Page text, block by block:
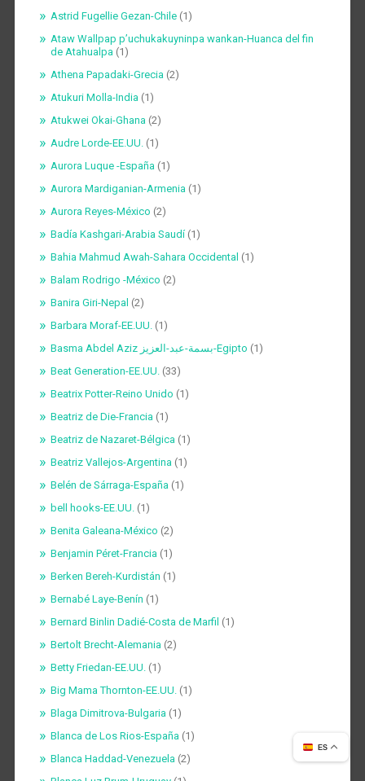
Astrid Fugellie Gezan-Chile(1)
Ataw Wallpap p’uchukakuyninpa wankan-Huanca del fin
de Atahualpa (1)
Athena Papadaki-Grecia (2)
Atukuri Molla-India (1)
Atukwei Okai-Ghana (2)
Audre Lorde-EE.UU. (1)
Aurora Luque -España (1)
Aurora Mardiganian-Armenia (1)
Aurora Reyes-México (2)
Badía Kashgari-Arabia Saudí(1)
Bahia Mahmud Awah-Sahara Occidental (1)
Balam Rodrigo -México (2)
Banira Giri-Nepal (2)
Barbara Moraf-EE.UU. (1)
Basma Abdel Aziz بسمة-عبد-العزيز-Egipto (1)
Beat Generation-EE.UU. (33)
Beatrix Potter-Reino Unido (1)
Beatriz de Die-Francia (1)
Beatriz de Nazaret-Bélgica (1)
Beatriz Vallejos-Argentina (1)
Belén de Sárraga-España (1)
bell hooks-EE.UU. (1)
Benita Galeana-México (2)
Benjamin Péret-Francia (1)
Berken Bereh-Kurdistán (1)
Bernabé Laye-Benín (1)
Bernard Binlin Dadié-Costa de Marfil (1)
Bertolt Brecht-Alemania (2)
Betty Friedan-EE.UU. (1)
Big Mama Thornton-EE.UU. (1)
Blaga Dimitrova-Bulgaria (1)
Blanca de Los Rios-España (1)
Blanca Haddad-Venezuela (2)
ES